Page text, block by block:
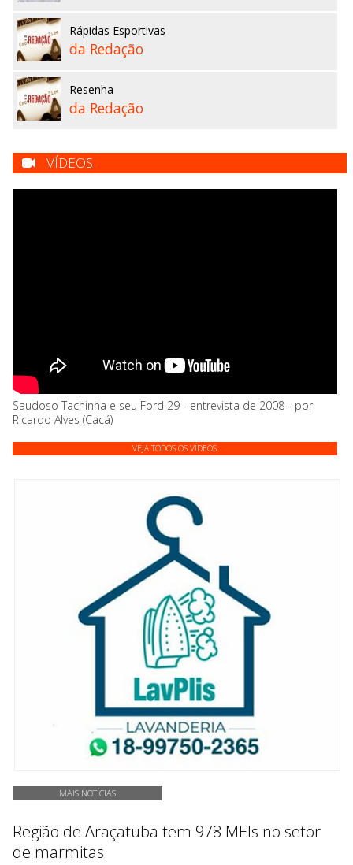
Rápidas Esportivas
da Redação
Resenha
da Redação
VÍDEOS
Saudoso Tachinha e seu Ford 29 - entrevista de 2008 - por
Ricardo Alves (Cacá)
VEJA TODOS OS VÍDEOS
MAIS NOTÍCIAS
Região de Araçatuba tem 978 MEIs no setor
de marmitas